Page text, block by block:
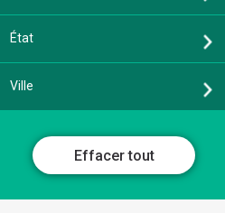
État
Ville